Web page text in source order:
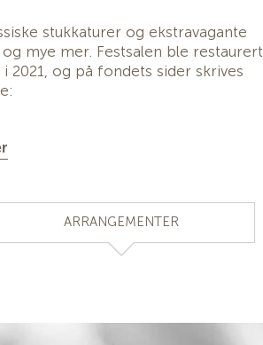
stukkaturer og ekstravagante
mye mer. Festsalen ble restaurert
og på fondets sider skrives
tidligere en del av prestegården i
til det vi i dag blant annet kjenner
grensen til Sverige på 1600-tallet.
ARRANGEMENTER